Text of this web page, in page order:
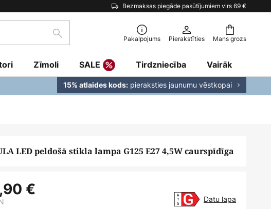
Bezmaksas piegāde pasūtījumiem virs 69 €
Mans grozs
Meklēšana Pakalpojums Pierakstīties
Zīmoli SALE Tirdzniecība Vairāk
15% atlaides kods: pieraksties jaunumu vēstkopai
LED peldošā stikla lampa G125 E27 4,5W caurspīdīga
€
Datu lapa